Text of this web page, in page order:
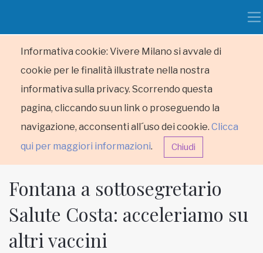
Informativa cookie: Vivere Milano si avvale di
cookie per le finalità illustrate nella nostra
informativa sulla privacy. Scorrendo questa
pagina, cliccando su un link o proseguendo la
navigazione, acconsenti all´uso dei cookie. Clicca
qui per maggiori informazioni. Chiudi
HOME
Fontana a sottosegretario
Salute Costa: acceleriamo su
altri vaccini